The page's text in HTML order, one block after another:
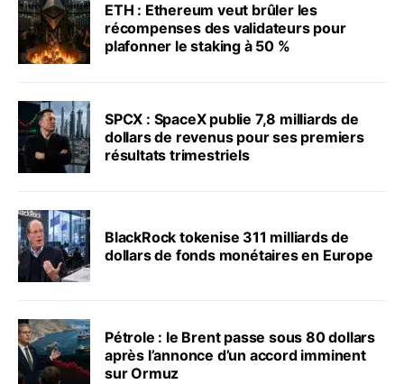
ETH : Ethereum veut brûler les
récompenses des validateurs pour
plafonner le staking à 50 %
SPCX : SpaceX publie 7,8 milliards de
dollars de revenus pour ses premiers
résultats trimestriels
BlackRock tokenise 311 milliards de
dollars de fonds monétaires en Europe
Pétrole : le Brent passe sous 80 dollars
après l’annonce d’un accord imminent
sur Ormuz